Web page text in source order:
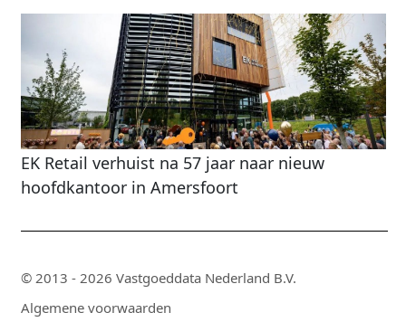
EK Retail verhuist na 57 jaar naar nieuw
hoofdkantoor in Amersfoort
© 2013 - 2026 Vastgoeddata Nederland B.V.
Algemene voorwaarden